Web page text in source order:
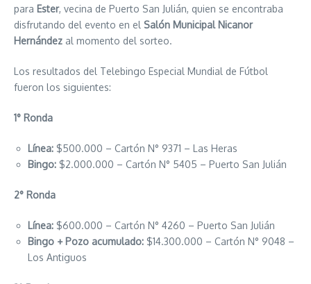
para Ester, vecina de Puerto San Julián, quien se encontraba
disfrutando del evento en el Salón Municipal Nicanor
Hernández al momento del sorteo.
Los resultados del Telebingo Especial Mundial de Fútbol
fueron los siguientes:
1° Ronda
Línea: $500.000 – Cartón N° 9371 – Las Heras
Bingo: $2.000.000 – Cartón N° 5405 – Puerto San Julián
2° Ronda
Línea: $600.000 – Cartón N° 4260 – Puerto San Julián
Bingo + Pozo acumulado: $14.300.000 – Cartón N° 9048 –
Los Antiguos